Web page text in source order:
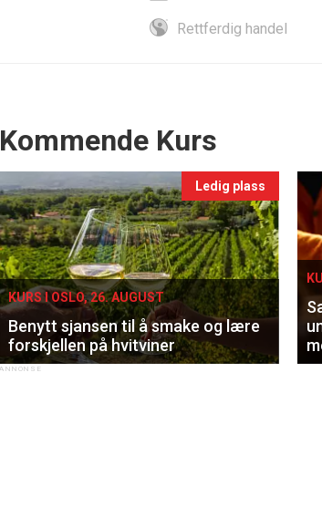
Rettferdig handel
Events
Kommende Kurs
Ledig plass
KURS I OSLO, 26. AUGUST
Benytt sjansen til å smake og lære
forskjellen på hvitviner